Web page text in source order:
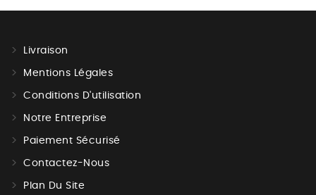
Livraison
Mentions Légales
Conditions D'utilisation
Notre Entreprise
Paiement Sécurisé
Contactez-Nous
Plan Du Site